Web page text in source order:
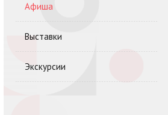
Афиша
Выставки
Экскурсии